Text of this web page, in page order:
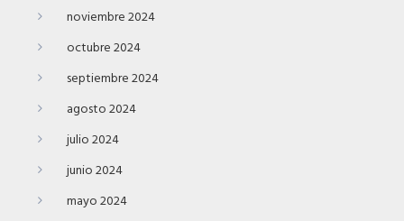
noviembre 2024
octubre 2024
septiembre 2024
agosto 2024
julio 2024
junio 2024
mayo 2024